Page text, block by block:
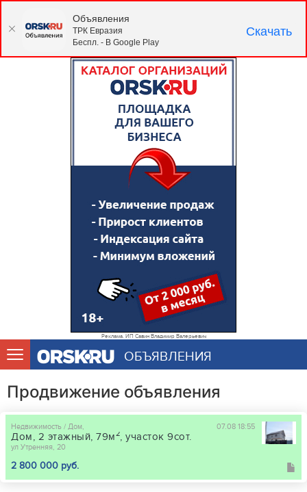
Реклама. ИП Савин Владимир Валерьевич
ОБЪЯВЛЕНИЯ
Продвижение объявления
07.08 18:55
Недвижимость / Дом,
Дом, 2 этажный, 79м2, участок 9сот.
ул Утренняя, 20
2 800 000 руб.
Объявления
ТРК Евразия
Беспл. - В Google Play
Скачать